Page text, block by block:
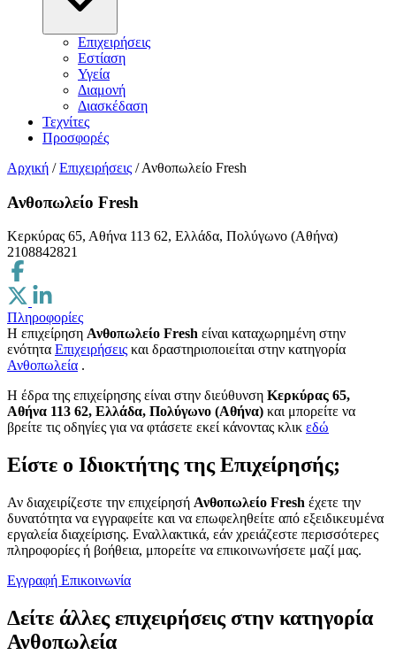
Επιχειρήσεις
Εστίαση
Υγεία
Διαμονή
Διασκέδαση
Τεχνίτες
Προσφορές
Αρχική / Επιχειρήσεις / Ανθοπωλείο Fresh
Ανθοπωλείο Fresh
Κερκύρας 65, Αθήνα 113 62, Ελλάδα, Πολύγωνο (Αθήνα)
2108842821
Πληροφορίες
Η επιχείρηση Ανθοπωλείο Fresh είναι καταχωρημένη στην
ενότητα Επιχειρήσεις και δραστηριοποιείται στην κατηγορία
Ανθοπωλεία .
H έδρα της επιχείρησης είναι στην διεύθυνση Κερκύρας 65,
Αθήνα 113 62, Ελλάδα, Πολύγωνο (Αθήνα) και μπορείτε να
βρείτε τις οδηγίες για να φτάσετε εκεί κάνοντας κλικ εδώ
Είστε ο Ιδιοκτήτης της Επιχείρησής;
Αν διαχειρίζεστε την επιχείρησή Ανθοπωλείο Fresh έχετε την
δυνατότητα να εγγραφείτε και να επωφεληθείτε από εξειδικευμένα
εργαλεία διαχείρισης. Εναλλακτικά, εάν χρειάζεστε περισσότερες
πληροφορίες ή βοήθεια, μπορείτε να επικοινωνήσετε μαζί μας.
Εγγραφή Επικοινωνία
Δείτε άλλες επιχειρήσεις στην κατηγορία
Ανθοπωλεία